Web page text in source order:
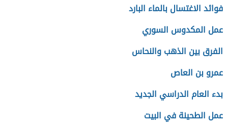
فوائد الاغتسال بالماء البارد
عمل المكدوس السوري
الفرق بين الذهب والنحاس
عمرو بن العاص
بدء العام الدراسي الجديد
عمل الطحينة في البيت